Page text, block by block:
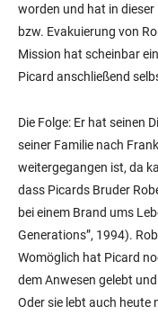
worden und hat in dieser
bzw. Evakuierung von
Mission hat scheinbar
Picard anschließend
Die Folge: Er hat seinen
seiner Familie nach
weitergegangen ist, da
dass Picards Bruder
bei einem Brand ums
Generations”, 1994).
Womöglich hat Picard
dem Anwesen gelebt
Oder sie lebt auch